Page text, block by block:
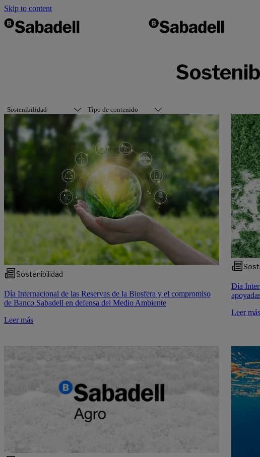
Skip to content
Sostenibilidad Tipo de contenido
Sostenibilidad
Día Internacional de las Reservas de la Biosfera y el compromiso
de Banco Sabadell en defensa del Medio Ambiente
Leer más
Día
Leer más